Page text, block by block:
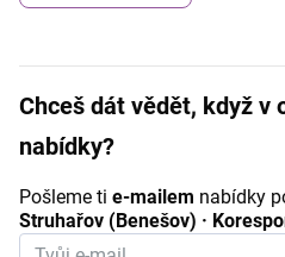
Chceš dát vědět, když v
nabídky?
Pošleme ti e-mailem nabídky
Struhařov (Benešov) ·